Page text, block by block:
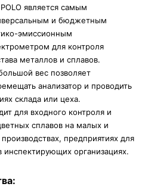
является самым
и бюджетным
эмиссионным
для контроля
металлов и сплавов.
вес позволяет
анализатор и проводить
склада или цеха.
для входного контроля и
сплавов на малых и
предприятиях для
организациях.